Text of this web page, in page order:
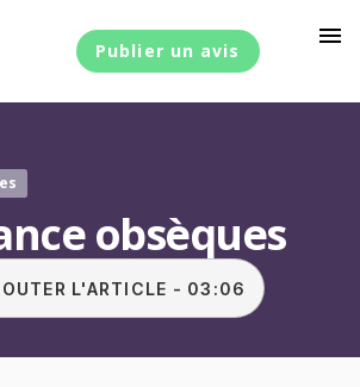
Publier un avis
menu
obsèques
ECOUTER L'ARTICLE - 03:06